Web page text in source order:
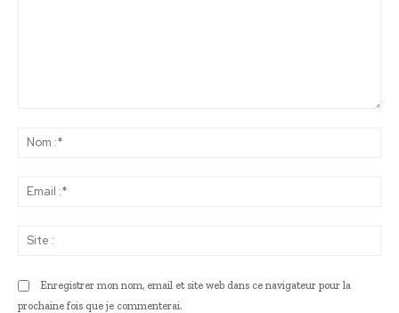
Enregistrer mon nom, email et site web dans ce navigateur pour la
prochaine fois que je commenterai.